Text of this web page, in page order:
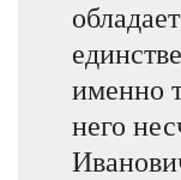
именно
него